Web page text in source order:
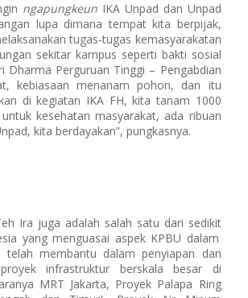
ngapungkeunIKA Unpad dan Unpad
lupa dimana tempat kita berpijak,
tugas-tugas kemasyarakatan
sekitar kampus seperti bakti sosial
Dharma Perguruan Tinggi – Pengabdian
kebiasaan menanam pohon, dan itu
di kegiatan IKA FH, kita tanam 1000
kesehatan masyarakat, ada ribuan
kita berdayakan”, pungkasnya.
Ira juga adalah salah satu dari sedikit
yang menguasai aspek KPBU dalam
telah membantu dalam penyiapan dan
infrastruktur berskala besar di
MRT Jakarta, Proyek Palapa Ring